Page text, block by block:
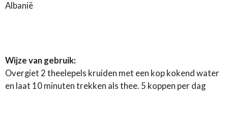
Albanië
Wijze van gebruik:
Overgiet 2 theelepels kruiden met een kop kokend water
en laat 10 minuten trekken als thee. 5 koppen per dag